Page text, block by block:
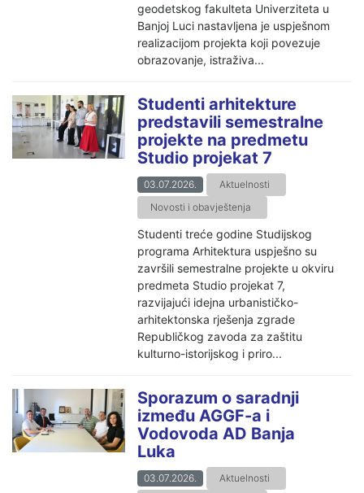
geodetskog fakulteta Univerziteta u
Banjoj Luci nastavljena je uspješnom
realizacijom projekta koji povezuje
obrazovanje, istraživa...
Studenti arhitekture
predstavili semestralne
projekte na predmetu
Studio projekat 7
03.07.2026.
Aktuelnosti
Novosti i obavještenja
Studenti treće godine Studijskog
programa Arhitektura uspješno su
završili semestralne projekte u okviru
predmeta Studio projekat 7,
razvijajući idejna urbanističko-
arhitektonska rješenja zgrade
Republičkog zavoda za zaštitu
kulturno-istorijskog i priro...
Sporazum o saradnji
između AGGF-a i
Vodovoda AD Banja
Luka
03.07.2026.
Aktuelnosti